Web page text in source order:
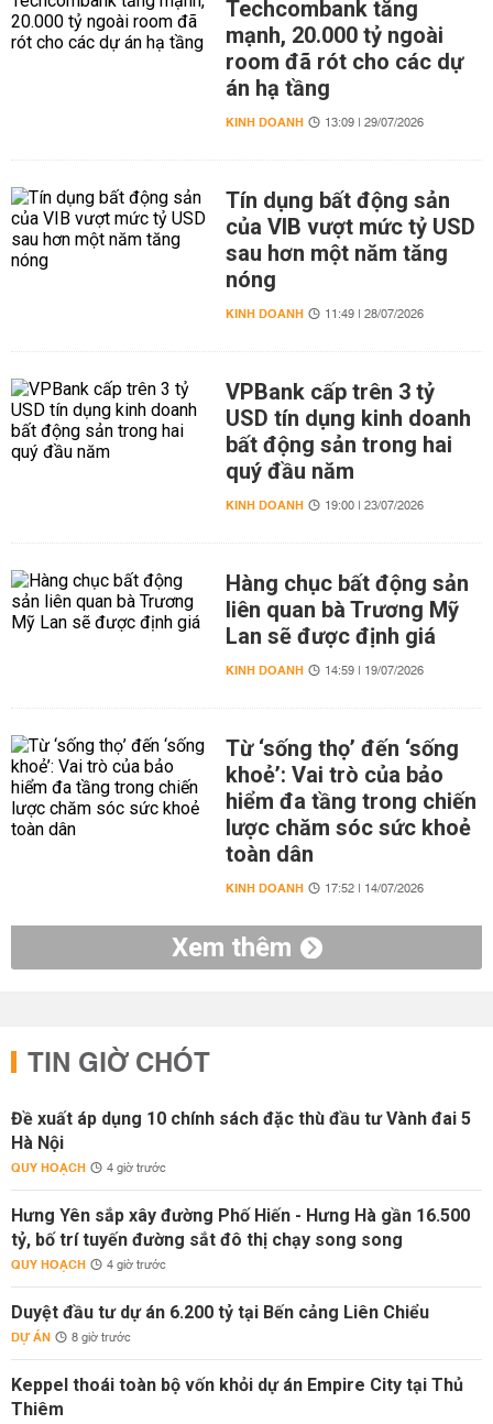
Techcombank tăng
mạnh, 20.000 tỷ ngoài
room đã rót cho các dự
án hạ tầng
KINH DOANH 13:09 | 29/07/2026
Tín dụng bất động sản
của VIB vượt mức tỷ USD
sau hơn một năm tăng
nóng
KINH DOANH 11:49 | 28/07/2026
VPBank cấp trên 3 tỷ
USD tín dụng kinh doanh
bất động sản trong hai
quý đầu năm
KINH DOANH 19:00 | 23/07/2026
Hàng chục bất động sản
liên quan bà Trương Mỹ
Lan sẽ được định giá
KINH DOANH 14:59 | 19/07/2026
Từ ‘sống thọ’ đến ‘sống
khoẻ’: Vai trò của bảo
hiểm đa tầng trong chiến
lược chăm sóc sức khoẻ
toàn dân
KINH DOANH 17:52 | 14/07/2026
Xem thêm
TIN GIỜ CHÓT
Đề xuất áp dụng 10 chính sách đặc thù đầu tư Vành đai 5
Hà Nội
QUY HOẠCH 4 giờ trước
Hưng Yên sắp xây đường Phố Hiến - Hưng Hà gần 16.500
tỷ, bố trí tuyến đường sắt đô thị chạy song song
QUY HOẠCH 4 giờ trước
Duyệt đầu tư dự án 6.200 tỷ tại Bến cảng Liên Chiểu
DỰ ÁN 8 giờ trước
Keppel thoái toàn bộ vốn khỏi dự án Empire City tại Thủ
Thiêm